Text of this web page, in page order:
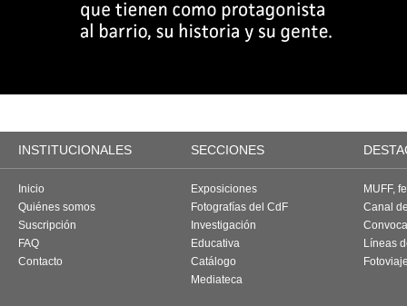
INSTITUCIONALES SECCIONES
Inicio
Quiénes somos
Suscripción
FAQ
Contacto
Exposiciones
Fotografías del CdF
Investigación
Educativa
Catálogo
Mediateca
MUFF,
Canal
Líneas